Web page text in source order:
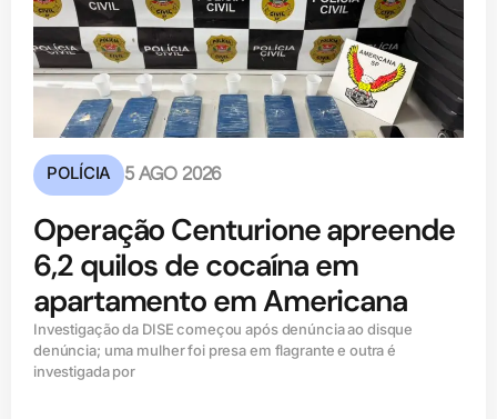
POLÍCIA 5 AGO 2026
Operação Centurione apreende
6,2 quilos de cocaína em
apartamento em Americana
Investigação da DISE começou após denúncia ao disque
denúncia; uma mulher foi presa em flagrante e outra é
investigada por